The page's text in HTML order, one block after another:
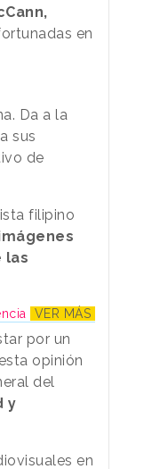
en
Da a la
sus
de
filipino
las
VER MÁS
por un
opinión
del
y
en